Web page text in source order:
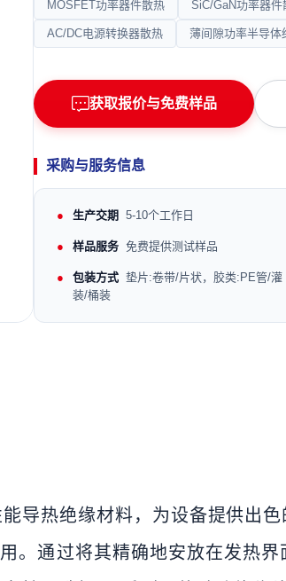
MOSFET功率器件散热 SiC/GaN功率器件
AC/DC电源转换器散热 薄间隙功率半导体
获取报价与免费样品
采购与服务信息
生产交期 5-10个工作日
样品服务 免费提供测试样品
包装方式 垫片:卷带/片状，胶类:PE管/灌
装/桶装
导热绝缘材料，为设备提供出
。通过将其精确地安放在发热